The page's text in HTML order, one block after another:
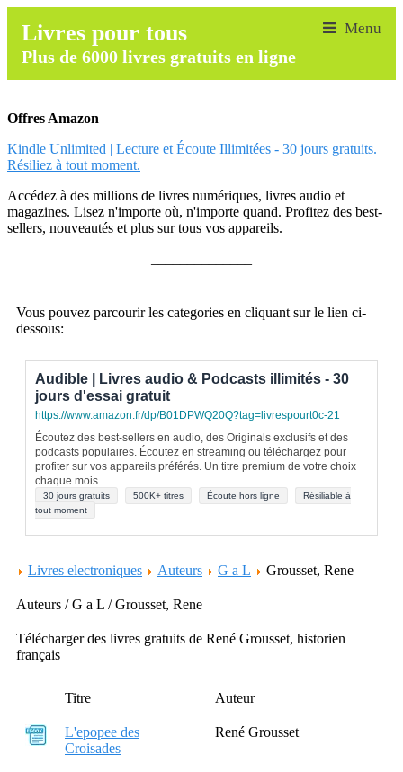
Livres pour tous
Plus de 6000 livres gratuits en ligne
Offres Amazon
Kindle Unlimited | Lecture et Écoute Illimitées - 30 jours gratuits.
Résiliez à tout moment.
Accédez à des millions de livres numériques, livres audio et
magazines. Lisez n'importe où, n'importe quand. Profitez des best-
sellers, nouveautés et plus sur tous vos appareils.
Vous pouvez parcourir les categories en cliquant sur le lien ci-
dessous:
Audible | Livres audio & Podcasts illimités - 30
jours d'essai gratuit
https://www.amazon.fr/dp/B01DPWQ20Q?tag=livrespourt0c-21
Écoutez des best-sellers en audio, des Originals exclusifs et des
podcasts populaires. Écoutez en streaming ou téléchargez pour
profiter sur vos appareils préférés. Un titre premium de votre choix
chaque mois.
30 jours gratuits 500K+ titres Écoute hors ligne
Résiliable à
tout moment
Livres electroniques Auteurs G a L Grousset, Rene
Auteurs / G a L / Grousset, Rene
Télécharger des livres gratuits de René Grousset, historien
français
Titre Auteur
L'epopee des
Croisades
René Grousset